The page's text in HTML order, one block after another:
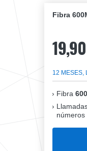
Fibra
19,90
12 MESES,
Fibra
números